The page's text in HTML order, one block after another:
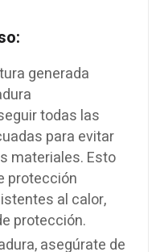
generada
todas las
para evitar
materiales. Esto
protección
al calor,
protección.
asegúrate de